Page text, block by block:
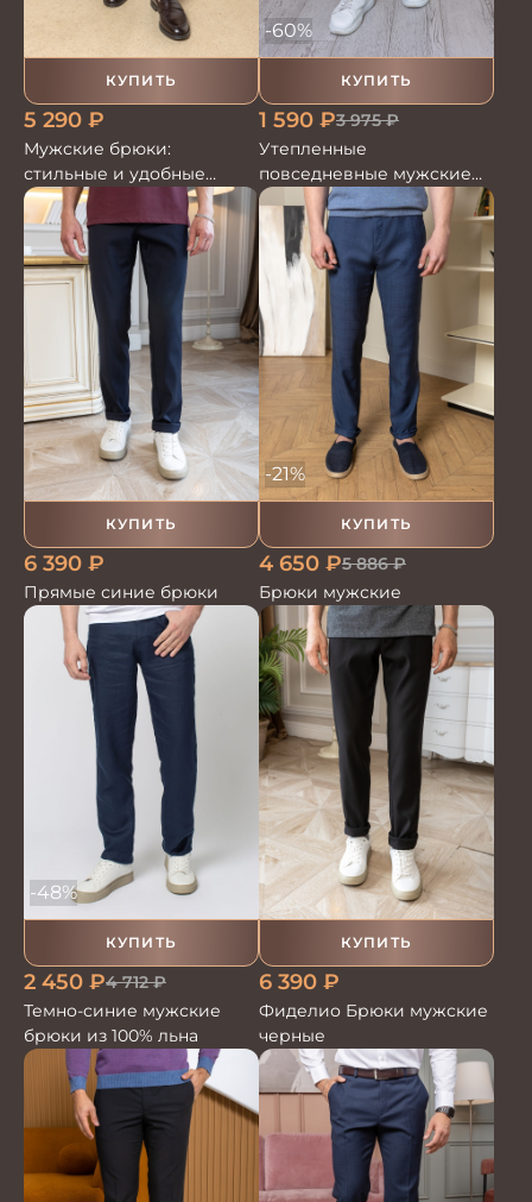
КУПИТЬ
5 290 ₽
Мужские брюки:
стильные и удобные
модели для любого
повода
КУПИТЬ
-60%
1 590 ₽3 975₽
Утепленные
повседневные мужские
брюки на резинке
КУПИТЬ
6 390 ₽
Прямые синие брюки
КУПИТЬ
-21%
4 650 ₽5 886₽
Брюки мужские
КУПИТЬ
-48%
2 450 ₽4 712₽
Темно-синие мужские
брюки из 100% льна
КУПИТЬ
6 390 ₽
Фиделио Брюки мужские
черные